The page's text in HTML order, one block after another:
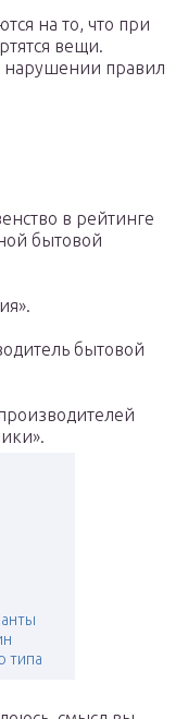
на то, что при
вещи.
нарушении правил
в рейтинге
бытовой
бытовой
типа